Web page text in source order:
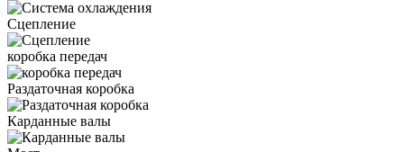
Сцепление
коробка передач
Раздаточная коробка
Карданные валы